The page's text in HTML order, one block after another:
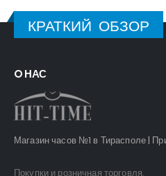
КРАТКИЙ ОБЗОР
O НАС
Магазин часов №1 в Тирасполе |
Покупки и розничная торговля.